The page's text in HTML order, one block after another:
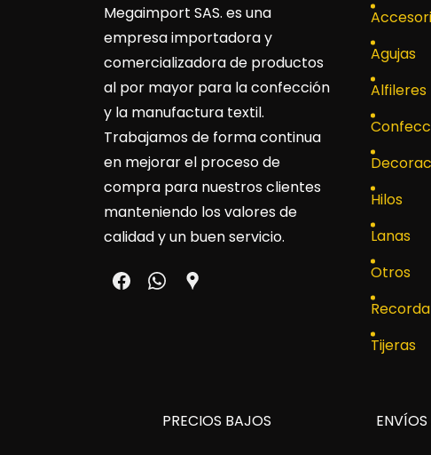
Megaimport SAS. es una
empresa importadora y
comercializadora de productos
al por mayor para la confección
y la manufactura textil.
Trabajamos de forma continua
en mejorar el proceso de
compra para nuestros clientes
manteniendo los valores de
calidad y un buen servicio.
Agujas
Alfileres
Hilos
Lanas
Otros
Tijeras
PRECIOS BAJOS